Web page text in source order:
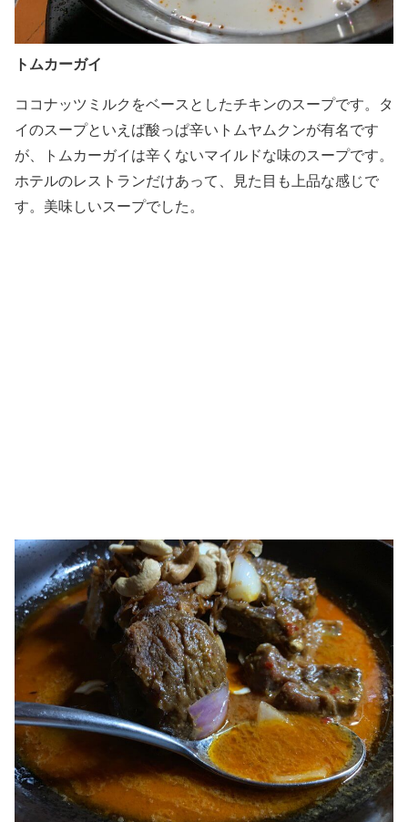
トムカーガイ
ココナッツミルクをベースとしたチキンのスープです。タ
イのスープといえば酸っぱ辛いトムヤムクンが有名です
が、トムカーガイは辛くないマイルドな味のスープです。
ホテルのレストランだけあって、見た目も上品な感じで
す。美味しいスープでした。